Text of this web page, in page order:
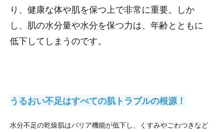
り、健康な体や肌を保つ上で非常に重要。しか
し、肌の水分量や水分を保つ力は、年齢とともに
低下してしまうのです。
うるおい不足はすべての肌トラブルの根源！
水分不足の乾燥肌はバリア機能が低下し、くすみやごわつきなど